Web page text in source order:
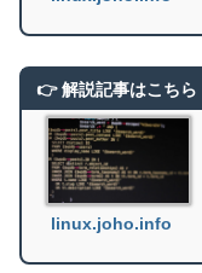
linux.joho.info